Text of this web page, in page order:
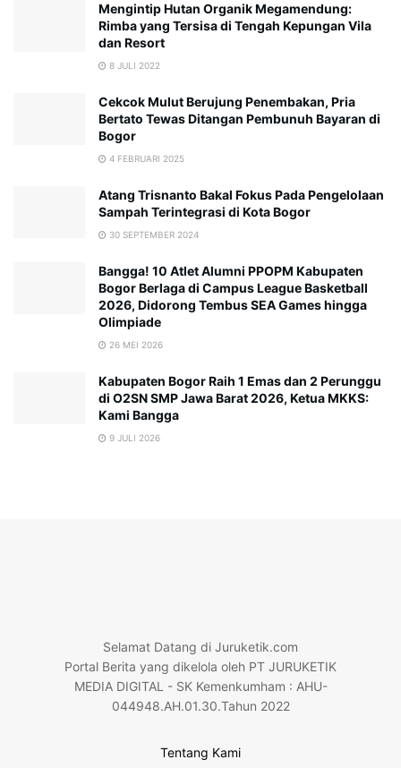
Mengintip Hutan Organik Megamendung:
Rimba yang Tersisa di Tengah Kepungan Vila
dan Resort
8 JULI 2022
Cekcok Mulut Berujung Penembakan, Pria
Bertato Tewas Ditangan Pembunuh Bayaran di
Bogor
4 FEBRUARI 2025
Atang Trisnanto Bakal Fokus Pada Pengelolaan
Sampah Terintegrasi di Kota Bogor
30 SEPTEMBER 2024
Bangga! 10 Atlet Alumni PPOPM Kabupaten
Bogor Berlaga di Campus League Basketball
2026, Didorong Tembus SEA Games hingga
Olimpiade
26 MEI 2026
Kabupaten Bogor Raih 1 Emas dan 2 Perunggu
di O2SN SMP Jawa Barat 2026, Ketua MKKS:
Kami Bangga
9 JULI 2026
Selamat Datang di Juruketik.com
Portal Berita yang dikelola oleh PT JURUKETIK
MEDIA DIGITAL - SK Kemenkumham : AHU-
044948.AH.01.30.Tahun 2022
Tentang Kami